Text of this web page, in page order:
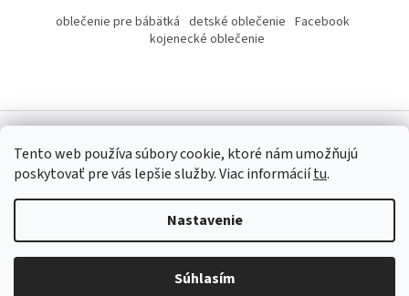
Tento web používa súbory cookie, ktoré nám umožňujú
poskytovať pre vás lepšie služby.Viac informáciítu.
Nastavenie
Súhlasím
oblečenie pre bábätká detské oblečenie Facebook
kojenecké oblečenie
Copyright 2026Milinko oblečenie. Všetky práva vyhradené.